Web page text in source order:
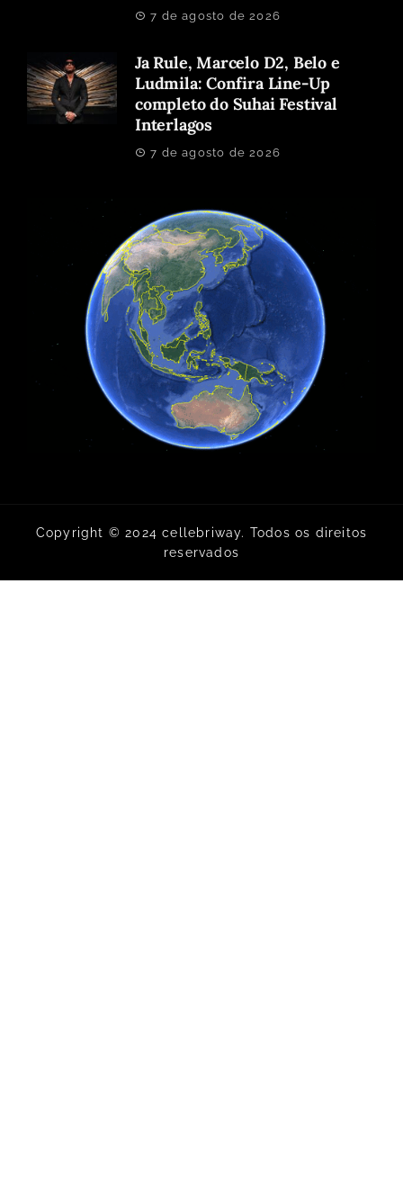
7 de agosto de 2026
Ja Rule, Marcelo D2, Belo e
Ludmila: Confira Line-Up
completo do Suhai Festival
Interlagos
7 de agosto de 2026
Copyright © 2024 cellebriway. Todos os direitos
reservados